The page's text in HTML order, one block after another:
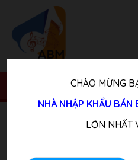
Trang chủ/ Sản phẩm/Piano
YAMAHA CLP-545 WA
CHÀO MỪNG
NHÀ NHẬP KHẨU BÁN
LỚN NHẤT